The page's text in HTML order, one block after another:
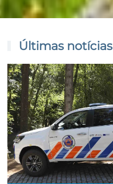
Últimas notícias